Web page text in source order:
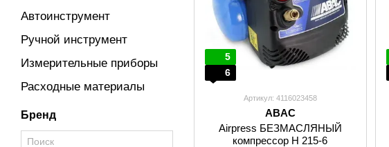
5
6
Артикул: 4116023458
ABAC
Airpress БЕЗМАСЛЯНЫЙ
компрессор H 215-6
Автоинструмент
Ручной инструмент
Измерительные приборы
Расходные материалы
Бренд